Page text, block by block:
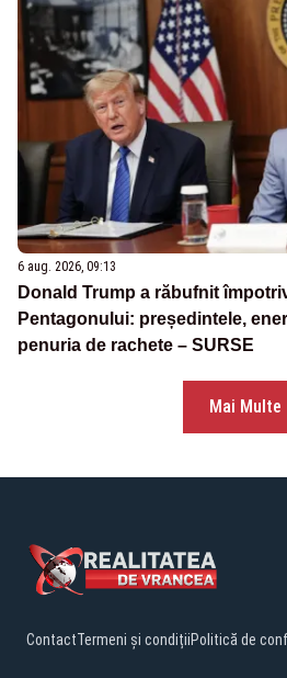
6 aug. 2026, 09:13
Donald Trump a răbufnit
Pentagonului: președintele,
penuria de rachete – SURSE
Mai Multe
ContactTermeni și condițiiPolitică de